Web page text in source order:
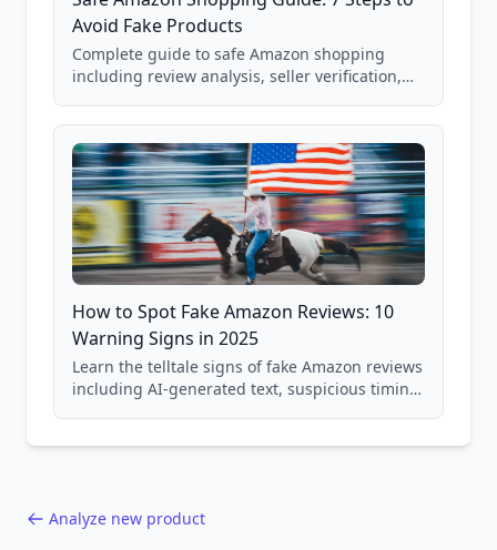
Avoid Fake Products
Complete guide to safe Amazon shopping
including review analysis, seller verification,
and scam avoidance techniques.
How to Spot Fake Amazon Reviews: 10
Warning Signs in 2025
Learn the telltale signs of fake Amazon reviews
including AI-generated text, suspicious timing
Analyze new product